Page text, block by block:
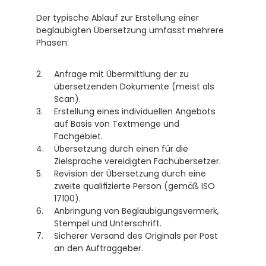
Der typische Ablauf zur Erstellung einer
beglaubigten Übersetzung umfasst mehrere
Phasen:
Anfrage mit Übermittlung der zu
übersetzenden Dokumente (meist als
Scan).
Erstellung eines individuellen Angebots
auf Basis von Textmenge und
Fachgebiet.
Übersetzung durch einen für die
Zielsprache vereidigten Fachübersetzer.
Revision der Übersetzung durch eine
zweite qualifizierte Person (gemäß ISO
17100).
Anbringung von Beglaubigungsvermerk,
Stempel und Unterschrift.
Sicherer Versand des Originals per Post
an den Auftraggeber.